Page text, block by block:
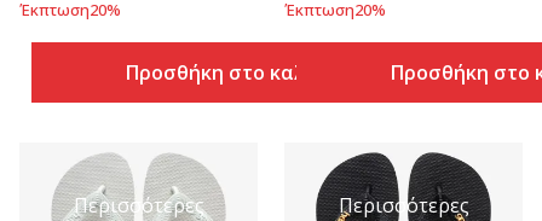
Έκπτωση20%
Προσθήκη στο καλάθι
Έκπτωση20%
Προσθήκη στο
Περισσότερες
Περισσότερες